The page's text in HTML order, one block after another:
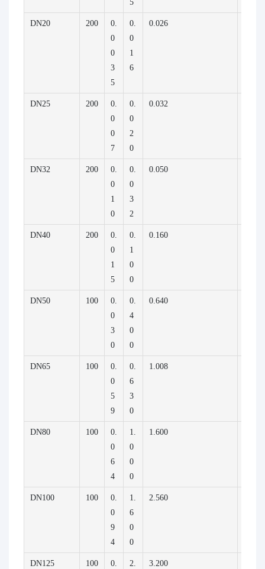
5
DN20 200
0.
0
0
3
5
0.
0
1
6
0.026
DN25 200
0.
0
0
7
0.
0
2
0
0.032
DN32 200
0.
0
1
0
0.
0
3
2
0.050
DN40 200
0.
0
1
5
0.
1
0
0
0.160
DN50 100
0.
0
3
0
0.
4
0
0
0.640
DN65 100
0.
0
5
9
0.
6
3
0
1.008
DN80 100
0.
0
6
4
1.
0
0
0
1.600
DN100 100
0.
0
9
4
1.
6
0
0
2.560
DN125 100
0.
2.
3.200